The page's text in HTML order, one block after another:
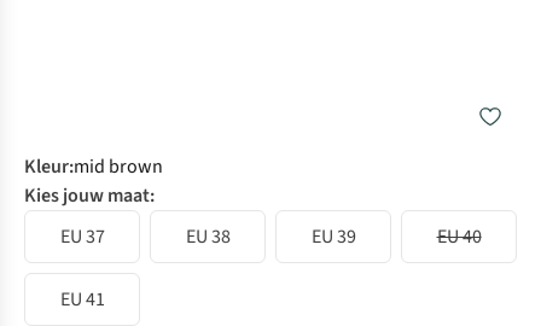
Kleur:mid brown
Kies jouw maat:
EU 37
EU 38 EU 39 EU 40
EU 41